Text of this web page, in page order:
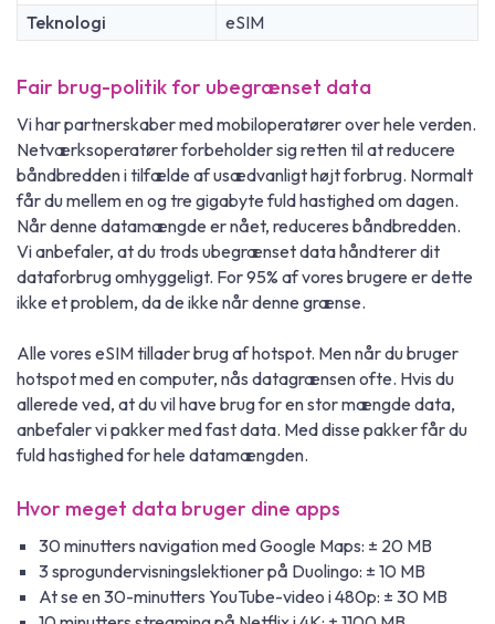
Teknologi eSIM
Fair brug-politik for ubegrænset data
Vi har partnerskaber med mobiloperatører over hele verden.
Netværksoperatører forbeholder sig retten til at reducere
båndbredden i tilfælde af usædvanligt højt forbrug. Normalt
får du mellem en og tre gigabyte fuld hastighed om dagen.
Når denne datamængde er nået, reduceres båndbredden.
Vi anbefaler, at du trods ubegrænset data håndterer dit
dataforbrug omhyggeligt. For 95% af vores brugere er dette
ikke et problem, da de ikke når denne grænse.
Alle vores eSIM tillader brug af hotspot. Men når du bruger
hotspot med en computer, nås datagrænsen ofte. Hvis du
allerede ved, at du vil have brug for en stor mængde data,
anbefaler vi pakker med fast data. Med disse pakker får du
fuld hastighed for hele datamængden.
Hvor meget data bruger dine apps
30 minutters navigation med Google Maps: ± 20 MB
3 sprogundervisningslektioner på Duolingo: ± 10 MB
At se en 30-minutters YouTube-video i 480p: ± 30 MB